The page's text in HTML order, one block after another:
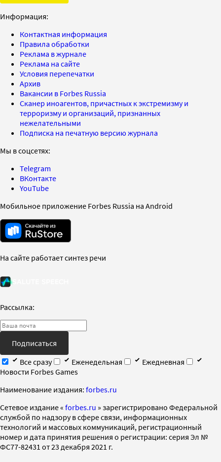
Информация:
Контактная информация
Правила обработки
Реклама в журнале
Реклама на сайте
Условия перепечатки
Архив
Вакансии в Forbes Russia
Сканер иноагентов, причастных к экстремизму и
терроризму и организаций, признанных
нежелательными
Подписка на печатную версию журнала
Мы в соцсетях:
Telegram
ВКонтакте
YouTube
Мобильное приложение Forbes Russia на Android
На сайте работает синтез речи
Рассылка:
Подписаться
Все сразу
Еженедельная
Ежедневная
Новости Forbes Games
Наименование издания: forbes.ru
Cетевое издание « forbes.ru » зарегистрировано Федеральной
службой по надзору в сфере связи, информационных
технологий и массовых коммуникаций, регистрационный
номер и дата принятия решения о регистрации: серия Эл №
ФС77-82431 от 23 декабря 2021 г.